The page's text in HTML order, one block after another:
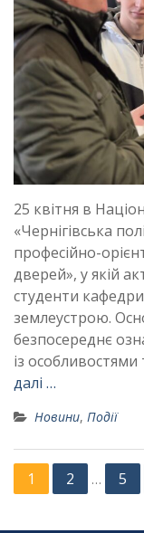
25 квітня в
«Чернігівська
професійно-
дверей», у якій
студенти кафедри
землеустрою.
безпосереднє
із
далі …
Новини, Події
1 2 … 5